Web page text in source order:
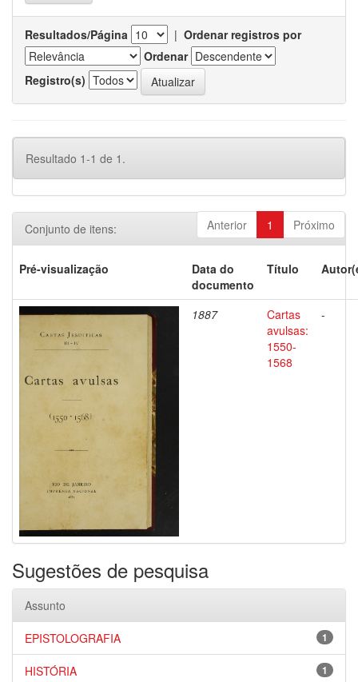
Resultados/Página | Ordenar registros por
Ordenar
Registro(s)
Resultado 1-1 de 1.
Anterior 1 Próximo
Conjunto de itens:
Pré-visualização
Data do
documento
Título
1887
Cartas
avulsas:
1550-
1568
-
Sugestões de pesquisa
Assunto
1
EPISTOLOGRAFIA
1
HISTÓRIA